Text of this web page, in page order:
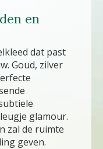
en
dat past
Goud, zilver
glamour.
zal de ruimte
geven.